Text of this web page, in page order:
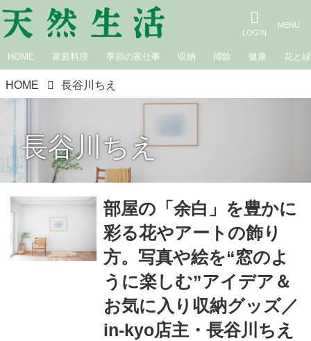
HOME 家庭料理 季節の家仕事 収納 掃除 健康 花と緑
HOME 長谷川ちえ
長谷川ちえ
部屋の「余白」を豊かに
彩る花やアートの飾り
方。写真や絵を“窓のよ
うに楽しむ”アイデア＆
お気に入り収納グッズ／
in-kyo店主・長谷川ちえ